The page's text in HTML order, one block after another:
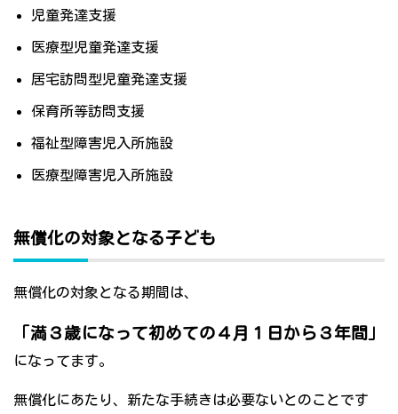
児童発達支援
医療型児童発達支援
居宅訪問型児童発達支援
保育所等訪問支援
福祉型障害児入所施設
医療型障害児入所施設
無償化の対象となる子ども
無償化の対象となる期間は、
「満３歳になって初めての４月１日から３年間」
になってます。
無償化にあたり、新たな手続きは必要ないとのことです